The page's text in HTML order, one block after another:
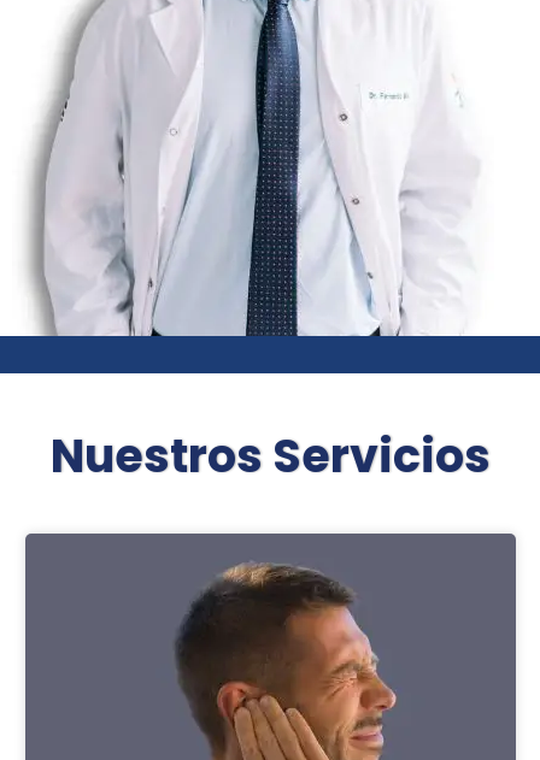
Nuestros Servicios